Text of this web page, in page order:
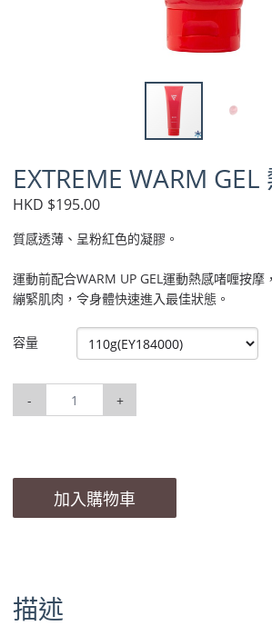
EXTREME WARM
HKD $195.00
質感透薄、呈粉紅色的凝膠。
運動前配合WARM UP GEL運動熱感啫喱按摩
繃緊肌肉，令身體快速進入最佳狀態。
容量
- +
加入購物車
描述